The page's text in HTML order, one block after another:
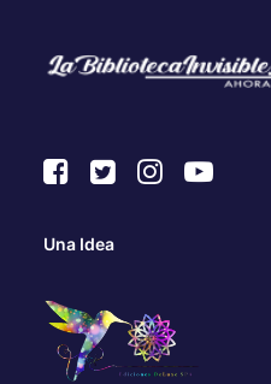
Una Idea